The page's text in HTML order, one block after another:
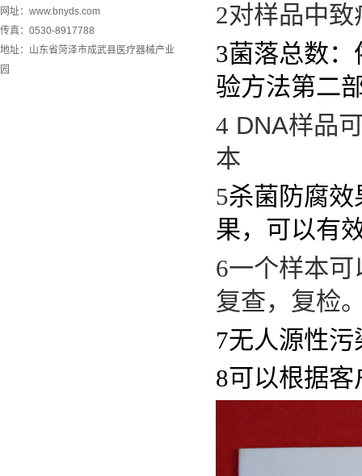
网址：www.bnyds.com
传真：0530-8917788
地址：山东省菏泽市成武县医疗器械产业
园
2对样品中
3菌落总数：
验方法第二
4 DNA样品
本
5杀菌防腐
果，可以有
6一个样本
复查，复检
7无人源性污
8可以根据